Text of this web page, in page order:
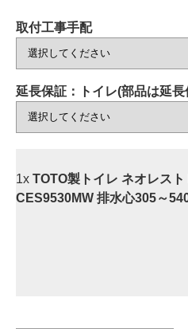
取付工事手配
延長保証：トイレ(部品は延
1x TOTO製トイレ ネオレス
CES9530MW 排水心305～